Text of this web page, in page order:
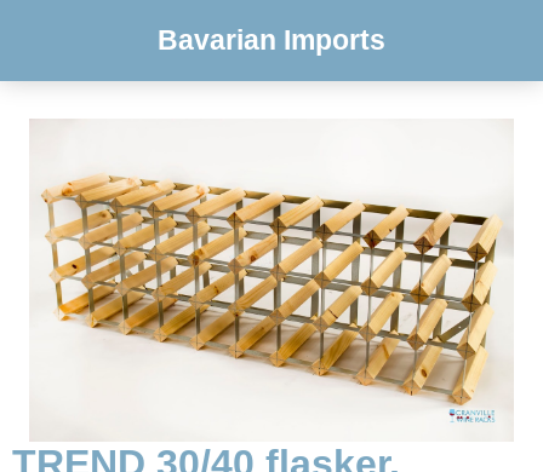
Bavarian Imports